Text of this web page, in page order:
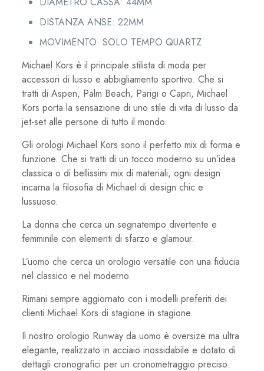
DISTANZA ANSE: 22MM
MOVIMENTO: SOLO TEMPO QUARTZ
Michael Kors è il principale stilista di moda per
accessori di lusso e abbigliamento sportivo. Che si
tratti di Aspen, Palm Beach, Parigi o Capri, Michael
Kors porta la sensazione di uno stile di vita di lusso da
jet-set alle persone di tutto il mondo.
Gli orologi Michael Kors sono il perfetto mix di forma e
funzione. Che si tratti di un tocco moderno su un’idea
classica o di bellissimi mix di materiali, ogni design
incarna la filosofia di Michael di design chic e
lussuoso.
La donna che cerca un segnatempo divertente e
femminile con elementi di sfarzo e glamour.
L’uomo che cerca un orologio versatile con una fiducia
nel classico e nel moderno.
Rimani sempre aggiornato con i modelli preferiti dei
clienti Michael Kors di stagione in stagione.
Il nostro orologio Runway da uomo è oversize ma ultra
elegante, realizzato in acciaio inossidabile e dotato di
dettagli cronografici per un cronometraggio preciso.